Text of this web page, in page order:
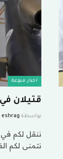
اخبار منوعة
قتيلان
بواسطة eshrag
ننقل لكم
نتمنى لكم